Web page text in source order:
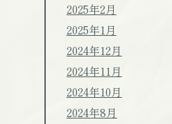
2025年2月
2025年1月
2024年12月
2024年11月
2024年10月
2024年8月